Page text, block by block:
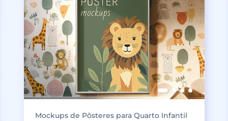
Mockups de Pôsteres para Quarto Infantil